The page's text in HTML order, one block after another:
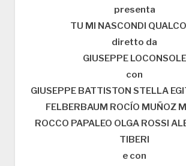
presenta
TU MI NASCONDI
diretto da
GIUSEPPE LOCONSOLE
con
GIUSEPPE BATTISTON STELLA
FELBERBAUM ROCÍO MUÑOZ
ROCCO PAPALEO OLGA ROSSI
TIBERI
e con